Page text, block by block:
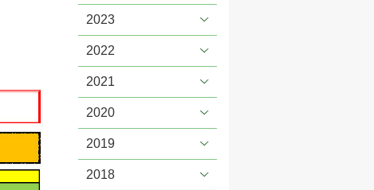
2023
2022
2021
2020
2019
2018